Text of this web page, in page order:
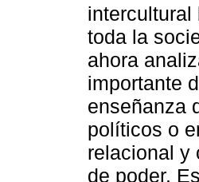
intercultural
toda la
ahora
importante
enseñanza
políticos o
relacional y
de poder.